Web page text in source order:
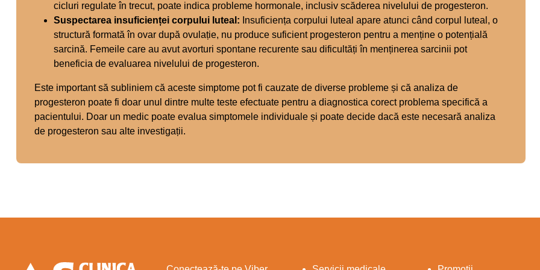
cicluri regulate în trecut, poate indica probleme hormonale, inclusiv scăderea nivelului de progesteron.
Suspectarea insuficienței corpului luteal: Insuficiența corpului luteal apare atunci când corpul luteal, o
structură formată în ovar după ovulație, nu produce suficient progesteron pentru a menține o potențială
sarcină. Femeile care au avut avorturi spontane recurente sau dificultăți în menținerea sarcinii pot
beneficia de evaluarea nivelului de progesteron.
Este important să subliniem că aceste simptome pot fi cauzate de diverse probleme și că analiza de
progesteron poate fi doar unul dintre multe teste efectuate pentru a diagnostica corect problema specifică a
pacientului. Doar un medic poate evalua simptomele individuale și poate decide dacă este necesară analiza
de progesteron sau alte investigații.